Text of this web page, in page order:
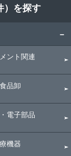
）を探す
ント関連
品卸
電子部品
機器